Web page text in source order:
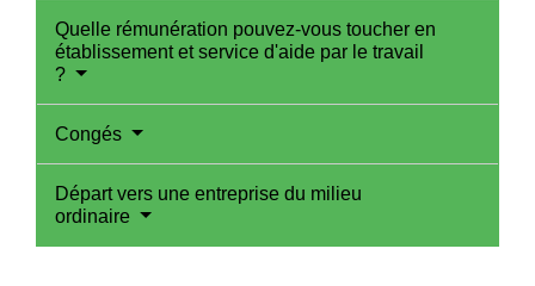
Quelle rémunération pouvez-vous toucher en
établissement et service d'aide par le travail
?
Congés
Départ vers une entreprise du milieu
ordinaire